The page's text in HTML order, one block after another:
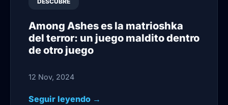
Among Ashes es la matrioshka
del terror: un juego maldito dentro
de otro juego
12 Nov, 2024
Seguir leyendo →